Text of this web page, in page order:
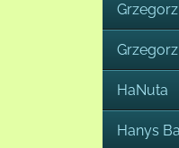
HaNuta
Hanys